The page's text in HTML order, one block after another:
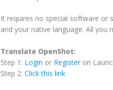
It requires no special software or
and your native language. All
Translate OpenShot:
Step 1: Login or Registeron
Step 2: Click this link